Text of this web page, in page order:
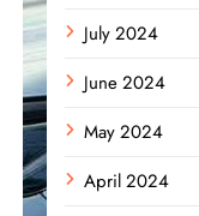
July 2024
June 2024
May 2024
April 2024